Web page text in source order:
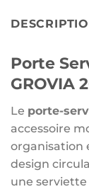
Porte
GROVIA
Le porte-
accessoire
organisation
design
une